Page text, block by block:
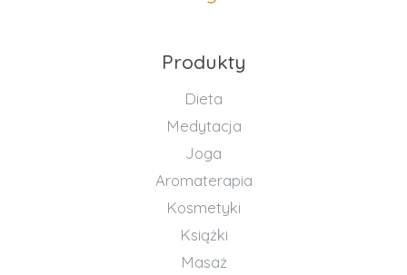
Produkty
Dieta
Medytacja
Joga
Aromaterapia
Kosmetyki
Książki
Masaż